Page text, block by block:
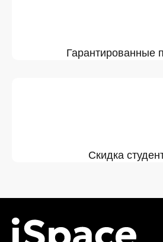
Гарантированные
Скидка